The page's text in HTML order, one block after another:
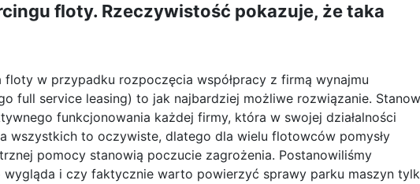
floty. Rzeczywistość pokazuje, że taka
floty w przypadku rozpoczęcia współpracy z firmą wynajmu
full service leasing) to jak najbardziej możliwe rozwiązanie.
funkcjonowania każdej firmy, która w swojej działalności
wszystkich to oczywiste, dlatego dla wielu flotowców pomysły
pomocy stanowią poczucie zagrożenia. Postanowiliśmy
i czy faktycznie warto powierzyć sprawy parku maszyn